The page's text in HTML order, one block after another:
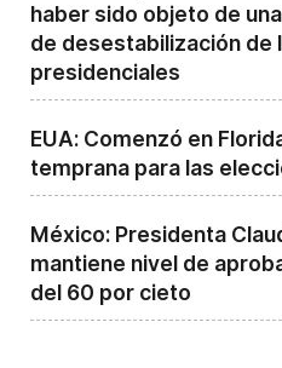
haber sido objeto de
de desestabilización de
presidenciales
EUA: Comenzó en
temprana para las
México: Presidenta
mantiene nivel de
del 60 por cieto